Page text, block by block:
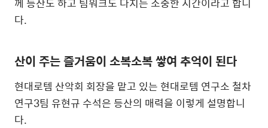
다.
산이 주는 즐거움이 소복소복 쌓여 추억이 된다
현대로템 산악회 회장을 맡고 있는 현대로템 연구소 철차
연구3팀 유현규 수석은 등산의 매력을 이렇게 설명합니
다.